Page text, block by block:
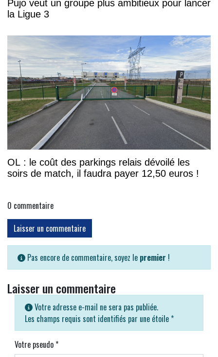
Pujo veut un groupe plus ambitieux pour lancer
la Ligue 3
OL : le coût des parkings relais dévoilé les
soirs de match, il faudra payer 12,50 euros !
0 commentaire
Laisser un commentaire
Pas encore de commentaire, soyez le premier !
Laisser un commentaire
Votre adresse e-mail ne sera pas publiée.
Les champs requis sont identifiés par une étoile *
Votre pseudo*